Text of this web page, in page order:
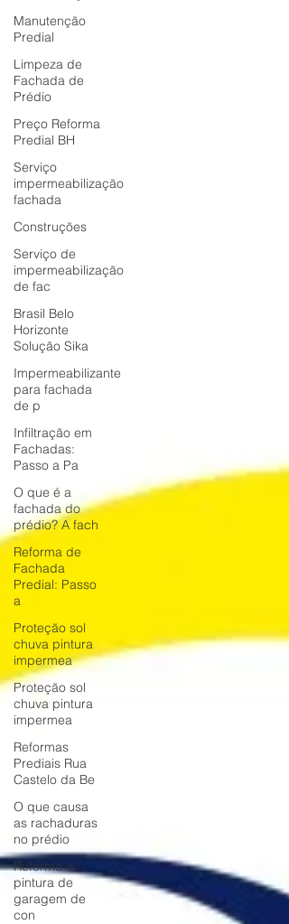
Manutenção
Predial
Limpeza de
Fachada de
Prédio
Preço Reforma
Predial BH
Serviço
impermeabilização
fachada
Construções
Serviço de
impermeabilização
de fac
Brasil Belo
Horizonte
Solução Sika
Impermeabilizante
para fachada
de p
Infiltração em
Fachadas:
Passo a Pa
O que é a
fachada do
prédio? A fach
Reforma de
Fachada
Predial: Passo
a
Proteção sol
chuva pintura
impermea
Proteção sol
chuva pintura
impermea
Reformas
Prediais Rua
Castelo da Be
O que causa
as rachaduras
no prédio
Reforma e
pintura de
garagem de
con